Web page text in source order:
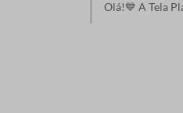
Olá!💙 A Tela